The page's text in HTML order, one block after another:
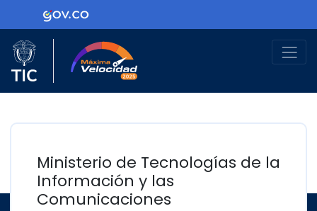
Ir al contenido principalLogo Gobierno de Colombia
Logo del Ministerio TIC
Ministerio de Tecnologías de la
Información y las
Comunicaciones